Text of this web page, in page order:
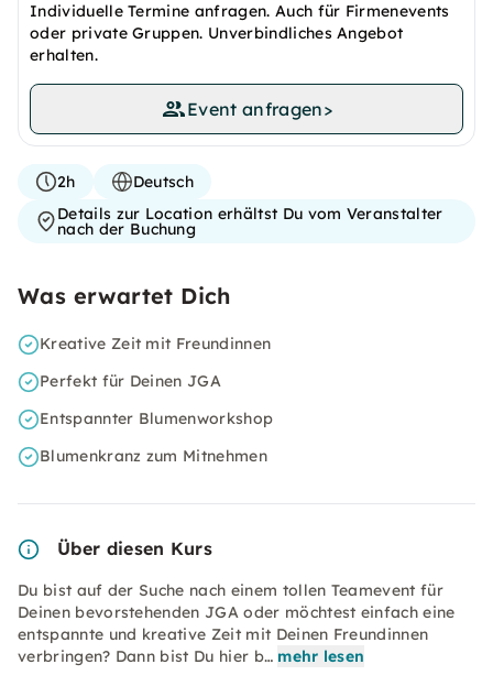
Individuelle Termine anfragen. Auch für Firmenevents
oder private Gruppen. Unverbindliches Angebot
erhalten.
Event anfragen>
2h
Deutsch
Details zur Location erhältst Du vom Veranstalter
nach der Buchung
Was erwartet Dich
Kreative Zeit mit Freundinnen
Perfekt für Deinen JGA
Entspannter Blumenworkshop
Blumenkranz zum Mitnehmen
Über diesen Kurs
Du bist auf der Suche nach einem tollen Teamevent für
Deinen bevorstehenden JGA oder möchtest einfach eine
entspannte und kreative Zeit mit Deinen Freundinnen
verbringen? Dann bist Du hier b… mehr lesen